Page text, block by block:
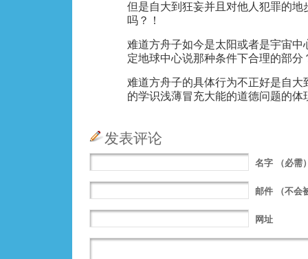
但是自大到狂妄并且对他人犯罪的地
吗？！
难道方舟子如今是太阳或者是宇宙中
定地球中心说那种条件下合理的部分
难道方舟子的具体行为不正好是自大
的学识浅薄冒充大能的道德问题的体
发表评论
名字 （必需
邮件 （不会
网址